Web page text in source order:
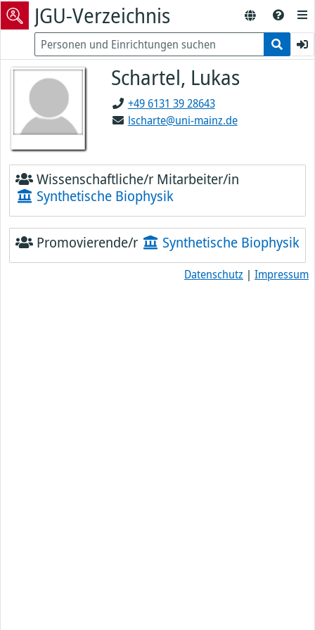
JGU-Verzeichnis
Schartel, Lukas
+49 6131 39 28643
lscharte@uni-mainz.de
Wissenschaftliche/r Mitarbeiter/in
Synthetische Biophysik
Promovierende/r Synthetische Biophysik
Datenschutz | Impressum